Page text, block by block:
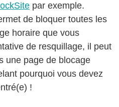
par exemple.
de bloquer toutes les
horaire que vous
de resquillage, il peut
une page de blocage
pourquoi vous devez
!